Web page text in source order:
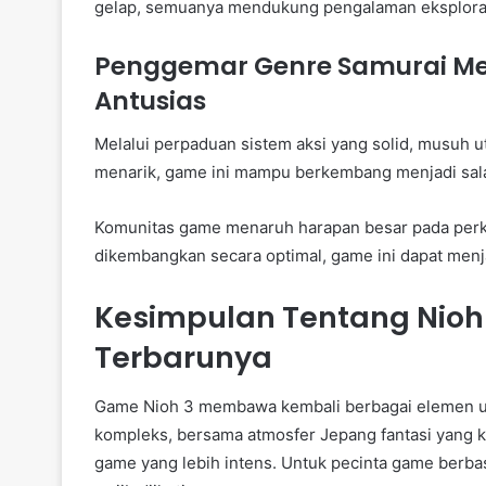
gelap, semuanya mendukung pengalaman
Penggemar Genre Samurai
Antusias
Melalui perpaduan sistem aksi yang solid, musuh
menarik, game ini mampu berkembang menjadi
Komunitas game menaruh harapan besar pada
dikembangkan secara optimal, game ini dapat
Kesimpulan Tentang
Terbarunya
Game Nioh 3 membawa kembali berbagai
kompleks, bersama atmosfer Jepang fantasi
game yang lebih intens. Untuk pecinta game